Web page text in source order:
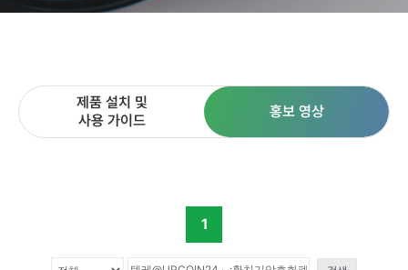
제품 설치 및
사용 가이드
홍보 영상
1